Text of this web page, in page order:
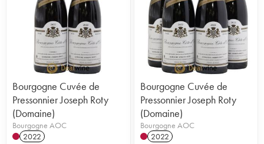
Bourgogne Cuvée de
Pressonnier Joseph Roty
(Domaine)
Bourgogne AOC
2022
Bourgogne Cuvée de
Pressonnier Joseph Roty
(Domaine)
Bourgogne AOC
2022